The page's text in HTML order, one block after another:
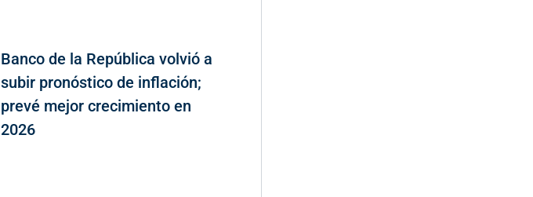
Banco de la República volvió a
subir pronóstico de inflación;
prevé mejor crecimiento en
2026